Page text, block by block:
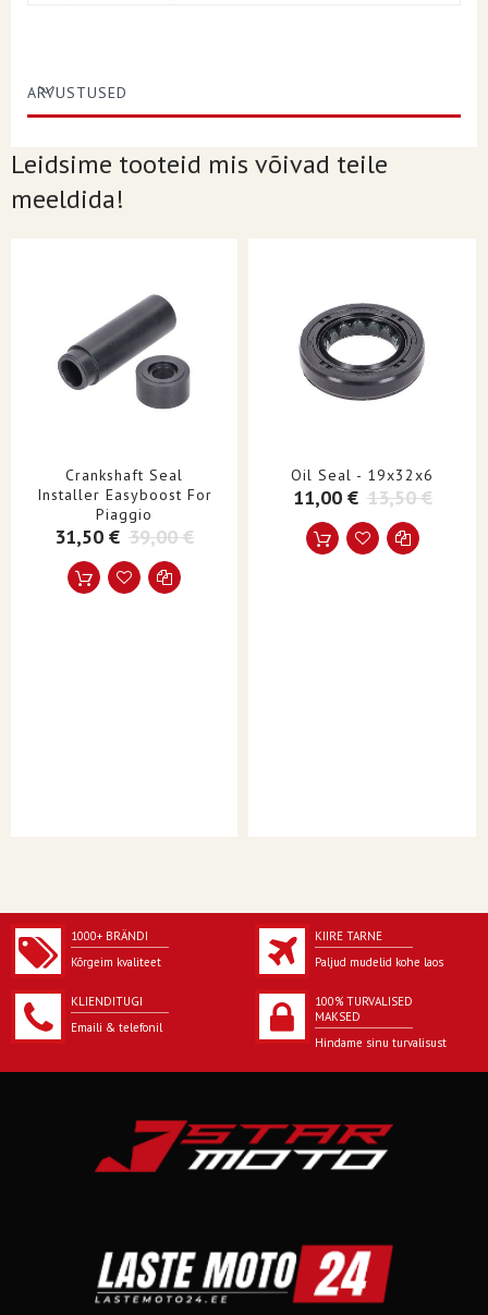
ARVUSTUSED
Leidsime tooteid mis võivad teile
meeldida!
Crankshaft Seal
Installer Easyboost For
Piaggio
31,50 € 39,00 €
Oil Seal - 19x32x6
11,00 € 13,50 €
1000+ BRÄNDI
Kõrgeim kvaliteet
KIIRE TARNE
Paljud mudelid kohe laos
KLIENDITUGI
Emaili & telefonil
100% TURVALISED
MAKSED
Hindame sinu turvalisust